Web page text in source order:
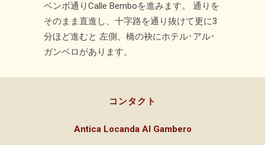
ベンボ通りCalle Bemboを進みます。 通りを
そのまま直進し、十字路を通り抜けて更に3
分ほど進むと 左側、橋の袂にホテル･アル･
ガンベロがあります。
コンタクト
Antica Locanda Al Gambero